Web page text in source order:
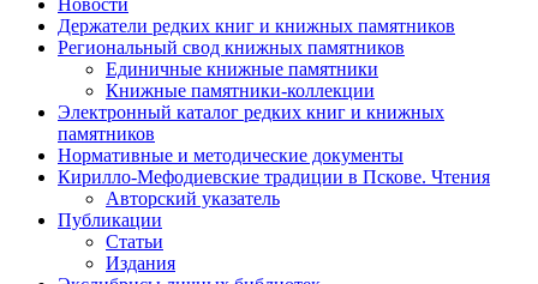
Держатели редких книг и книжных памятников
Региональный свод книжных памятников
Единичные книжные памятники
Книжные памятники-коллекции
Электронный каталог редких книг и книжных
памятников
Нормативные и методические документы
Кирилло-Мефодиевские традиции в Пскове. Чтения
Авторский указатель
Публикации
Статьи
Издания